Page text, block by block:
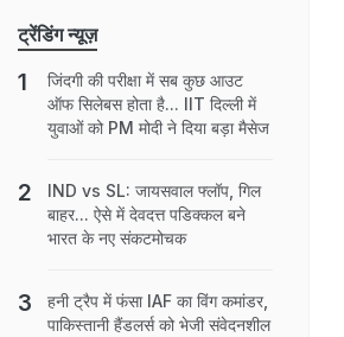
ट्रेंडिंग न्यूज़
जिंदगी की परीक्षा में सब कुछ आउट
ऑफ सिलेबस होता है... IIT दिल्ली में
युवाओं को PM मोदी ने दिया बड़ा मैसेज
IND vs SL: जायसवाल फ्लॉप, गिल
बाहर... ऐसे में देवदत्त पडिक्कल बने
भारत के नए संकटमोचक
हनी ट्रैप में फंसा IAF का विंग कमांडर,
पाकिस्तानी हैंडलर्स को भेजी संवेदनशील